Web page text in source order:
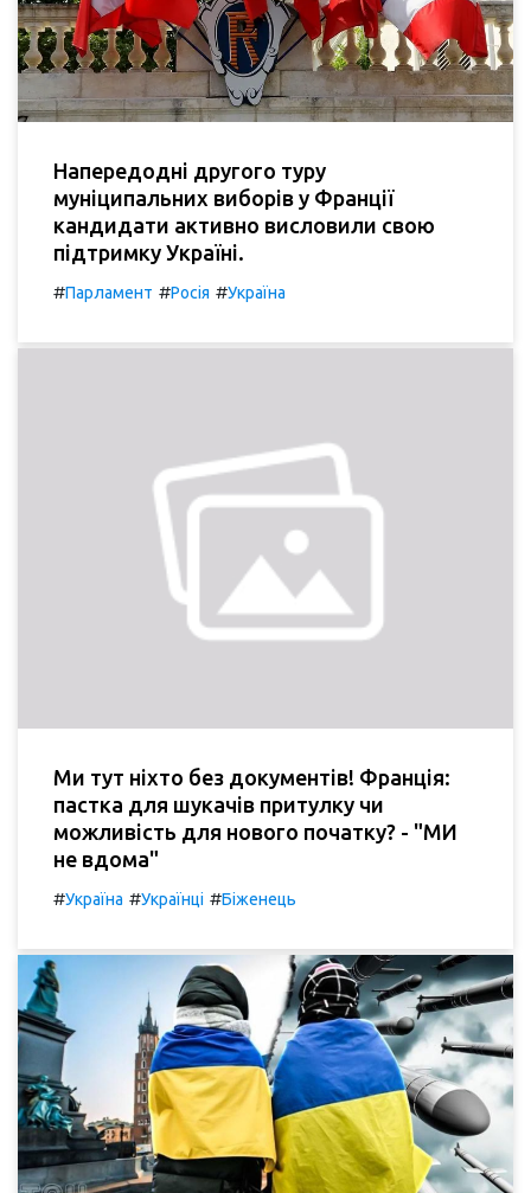
Напередодні другого туру
муніципальних виборів у Франції
кандидати активно висловили свою
підтримку Україні.
#Парламент #Росія #Україна
Ми тут ніхто без документів! Франція:
пастка для шукачів притулку чи
можливість для нового початку? - "МИ
не вдома"
#Україна #Українці #Біженець